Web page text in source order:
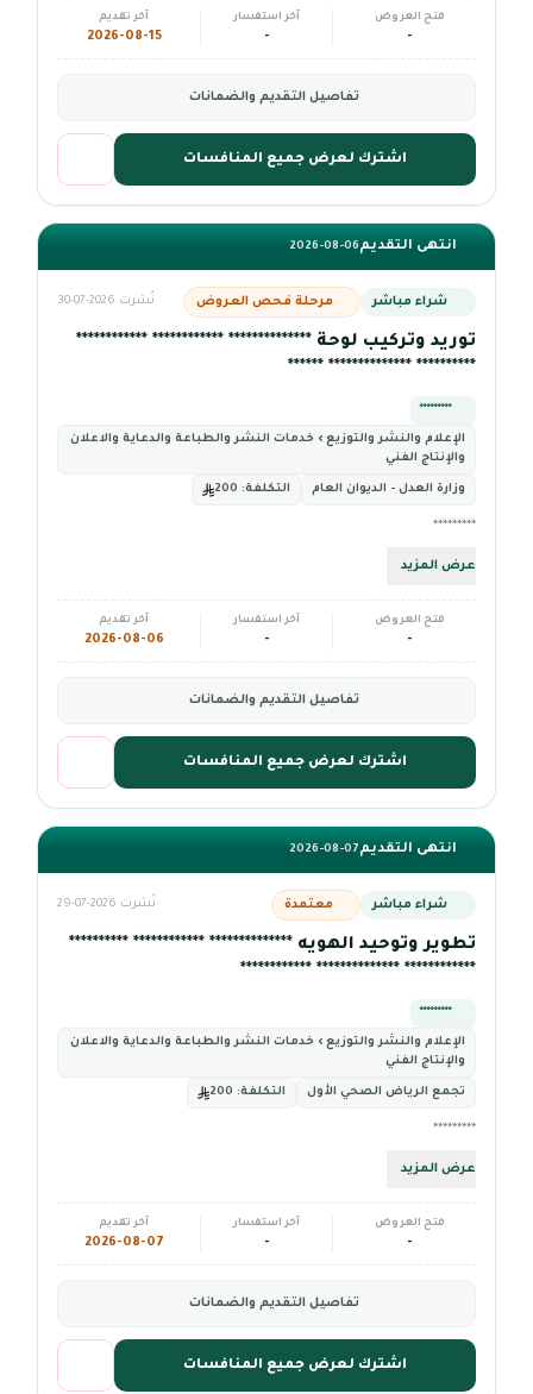
فتح العروض
-
آخر استفسار
-
آخر تقديم
2026-08-15
تفاصيل التقديم والضمانات
اشترك لعرض جميع المنافسات
انتهى التقديم2026-08-06
شراء مباشر مرحلة فحص العروض نُشرت 2026-07-30
توريد وتركيب لوحة ************** ************ ************
********** ************** ******
*********
الإعلام والنشر والتوزيع › خدمات النشر والطباعة والدعاية والاعلان
والإنتاج الفني
وزارة العدل - الديوان العام التكلفة:
*********
عرض المزيد
فتح العروض
-
آخر استفسار
-
آخر تقديم
2026-08-06
تفاصيل التقديم والضمانات
اشترك لعرض جميع المنافسات
انتهى التقديم2026-08-07
شراء مباشر معتمدة نُشرت 2026-07-29
تطوير وتوحيد الهويه ************** ************ **********
************ ************** ************
*********
الإعلام والنشر والتوزيع › خدمات النشر والطباعة والدعاية والاعلان
والإنتاج الفني
تجمع الرياض الصحي الأول التكلفة:
*********
عرض المزيد
فتح العروض
-
آخر استفسار
-
آخر تقديم
2026-08-07
تفاصيل التقديم والضمانات
اشترك لعرض جميع المنافسات